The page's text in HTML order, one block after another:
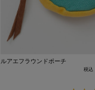
ルアエフラウンドポーチ